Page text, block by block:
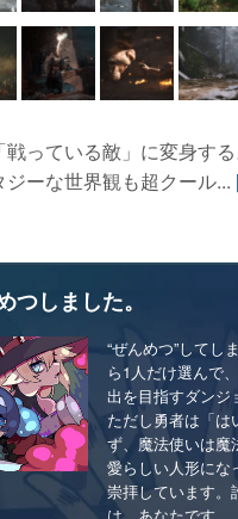
っている敵」に変身す
ーな世界観も超クール...
つしました。
“ぜんめつ”してし
ら1人だけ選んで
出を目指すダンジ
ただし勇者は「
ず、魔法使いは魔
愛らしい人形に
崇拝しています。